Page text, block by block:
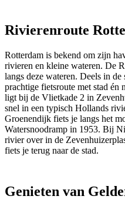
Rivierenroute
Rotterdam is bekend om zijn
rivieren en kleine wateren. De
langs deze wateren. Deels in de
prachtige fietsroute met stad én
ligt bij de Vlietkade 2 in
snel in een typisch Hollands
Groenendijk fiets je langs het
Watersnoodramp in 1953. Bij
rivier over in de
fiets je terug naar de stad.
Genieten van